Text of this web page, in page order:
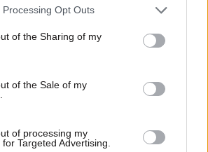
website/app uses one or more Google
or usage behaviour. You may click to
to Google and its third-party tags to
specified purposes in below Google
Opt Outs
of the Sharing of my
of the Sale of my
of processing my
Targeted Advertising.
εξέλιξης. Εκεί ακριβώς θα
ευκαιρία για όλες τις εταιρείες
να ξεχωρίσουν.».